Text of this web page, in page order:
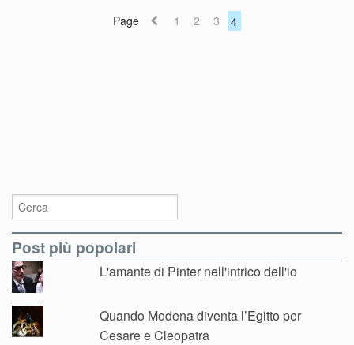
Page
1 2 3 4
Post più popolari
L'amante di Pinter nell'intrico dell'io
Quando Modena diventa l’Egitto per
Cesare e Cleopatra